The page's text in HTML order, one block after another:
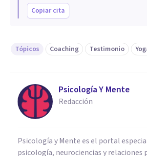
Copiar cita
Tópicos Coaching Testimonio
Psicología Y Mente
Redacción
Psicología y Mente es el portal
psicología, neurociencias y relaciones